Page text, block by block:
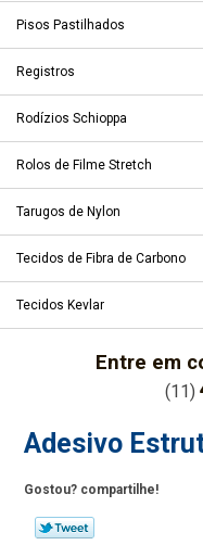
Pisos Pastilhados
Registros
Rodízios Schioppa
Rolos de Filme Stretch
Tarugos de Nylon
Tecidos de Fibra de Carbono
Tecidos Kevlar
Entre em
(11)
Adesivo
Gostou? compartilhe!